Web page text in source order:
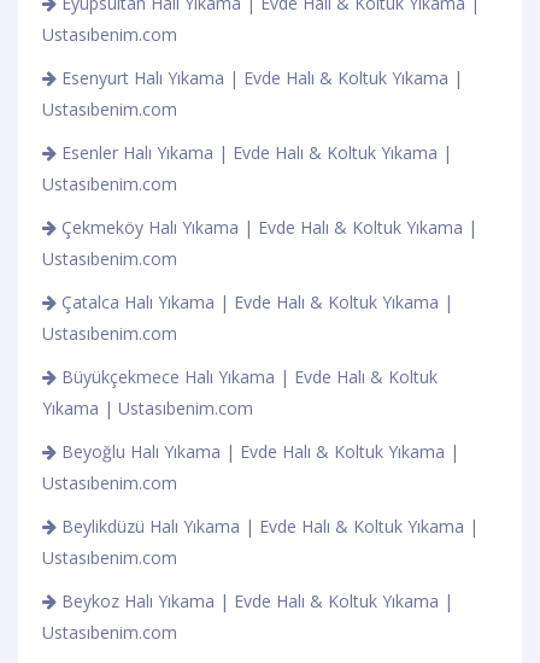
Ustasıbenim.com
Esenyurt Halı Yıkama | Evde Halı & Koltuk Yıkama |
Ustasıbenim.com
Esenler Halı Yıkama | Evde Halı & Koltuk Yıkama |
Ustasıbenim.com
Çekmeköy Halı Yıkama | Evde Halı & Koltuk Yıkama |
Ustasıbenim.com
Çatalca Halı Yıkama | Evde Halı & Koltuk Yıkama |
Ustasıbenim.com
Büyükçekmece Halı Yıkama | Evde Halı & Koltuk
Yıkama | Ustasıbenim.com
Beyoğlu Halı Yıkama | Evde Halı & Koltuk Yıkama |
Ustasıbenim.com
Beylikdüzü Halı Yıkama | Evde Halı & Koltuk Yıkama |
Ustasıbenim.com
Beykoz Halı Yıkama | Evde Halı & Koltuk Yıkama |
Ustasıbenim.com